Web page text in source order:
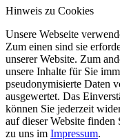
Hinweis zu Cookies
Unsere Webseite
Zum einen sind sie
unserer Website. Zum
unsere Inhalte für Sie
pseudonymisierte Daten
ausgewertet. Das
können Sie jederzeit
auf dieser Website finden
zu uns im Impressum.